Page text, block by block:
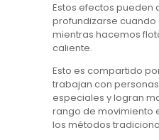
Estos efectos pueden
profundizarse
mientras hacemos
caliente.
Esto es compartido
trabajan con
especiales y logran
rango de movimiento
los métodos